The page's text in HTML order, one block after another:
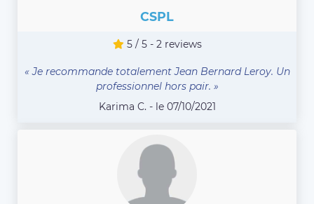
CSPL
5 / 5 - 2 reviews
« Je recommande totalement Jean Bernard Leroy. Un
professionnel hors pair. »
Karima C. - le 07/10/2021